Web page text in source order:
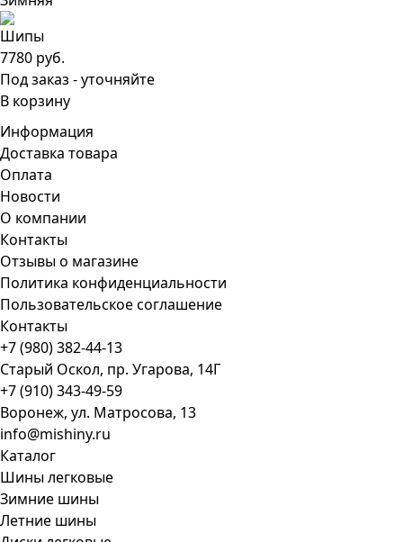
7780 руб.
Под заказ - уточняйте
В корзину
Информация
Доставка товара
Оплата
Новости
О компании
Контакты
Отзывы о магазине
Политика конфиденциальности
Пользовательское соглашение
Контакты
+7 (980) 382-44-13
Старый Оскол, пр. Угарова, 14Г
+7 (910) 343-49-59
Воронеж, ул. Матросова, 13
info@mishiny.ru
Каталог
Шины легковые
Зимние шины
Летние шины